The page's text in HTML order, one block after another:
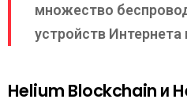
множество
устройств
Helium Blockchain и